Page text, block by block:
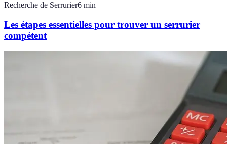
Recherche de Serrurier6 min
Les étapes essentielles pour trouver un serrurier
compétent